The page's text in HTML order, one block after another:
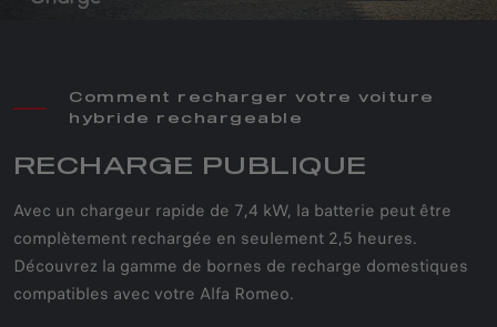
Comment recharger votre voiture
hybride rechargeable
RECHARGE PUBLIQUE
Avec un chargeur rapide de 7,4 kW, la batterie peut être
complètement rechargée en seulement 2,5 heures.
Découvrez la gamme de bornes de recharge domestiques
compatibles avec votre Alfa Romeo.